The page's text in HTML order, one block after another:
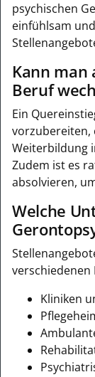
psychischen
einfühlsam
Kann man
Beruf
Ein
vorzubereiten,
Weiterbildung
Zudem ist es
absolvieren,
Welche
verschiedenen
Kliniken